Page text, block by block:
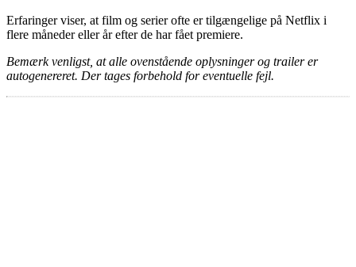
Erfaringer viser, at film og serier ofte er tilgængelige på Netflix i
flere måneder eller år efter de har fået premiere.
Bemærk venligst, at alle ovenstående oplysninger og trailer er
autogenereret. Der tages forbehold for eventuelle fejl.